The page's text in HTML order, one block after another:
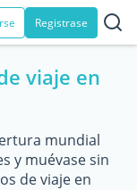
Registrase
viaje en
mundial
y muévase sin
de viaje en